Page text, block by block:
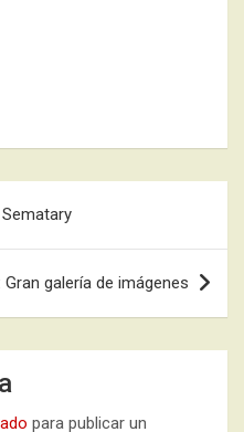
galería de imágenes
para publicar un